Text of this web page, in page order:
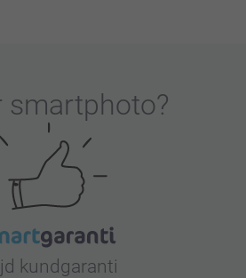
smartphoto?
kundgaranti